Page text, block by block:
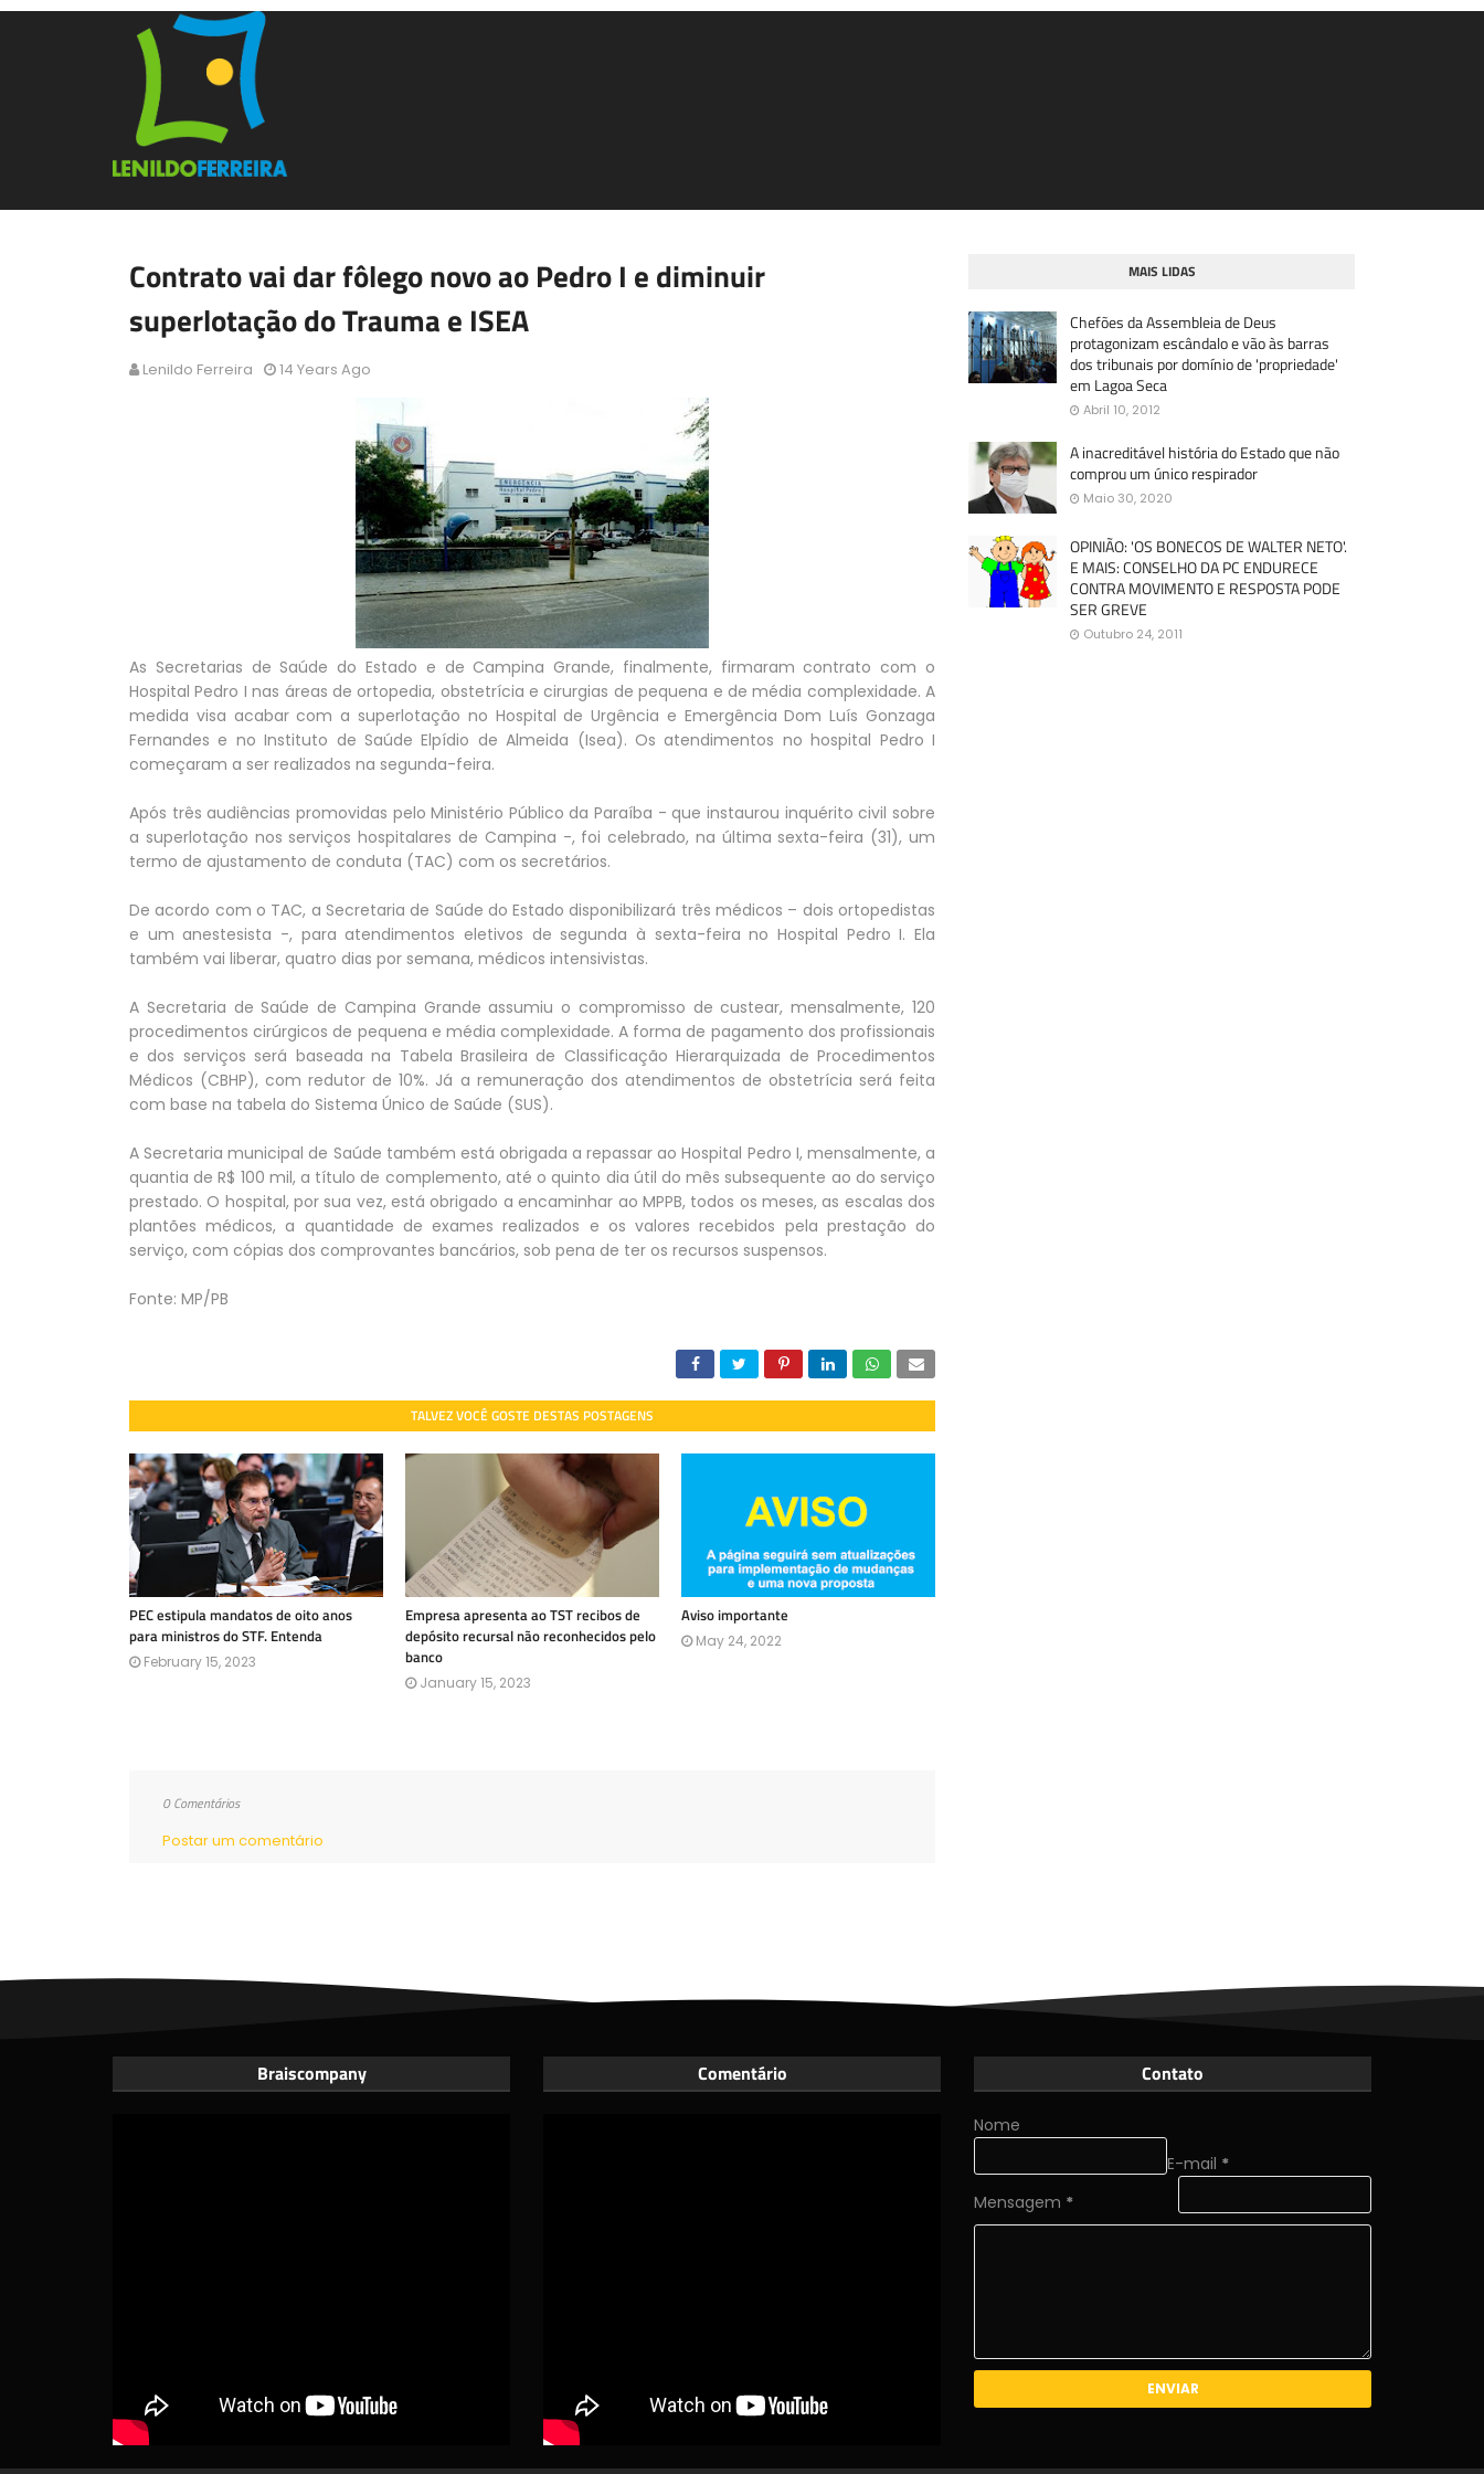
Contrato vai dar fôlego novo ao Pedro I e diminuir
superlotação do Trauma e ISEA
Lenildo Ferreira 14 Years Ago
As Secretarias de Saúde do Estado e de Campina Grande, finalmente, firmaram contrato com o
Hospital Pedro I nas áreas de ortopedia, obstetrícia e cirurgias de pequena e de média complexidade. A
medida visa acabar com a superlotação no Hospital de Urgência e Emergência Dom Luís Gonzaga
Fernandes e no Instituto de Saúde Elpídio de Almeida (Isea). Os atendimentos no hospital Pedro I
começaram a ser realizados na segunda-feira.
Após três audiências promovidas pelo Ministério Público da Paraíba - que instaurou inquérito civil sobre
a superlotação nos serviços hospitalares de Campina -, foi celebrado, na última sexta-feira (31), um
termo de ajustamento de conduta (TAC) com os secretários.
De acordo com o TAC, a Secretaria de Saúde do Estado disponibilizará três médicos – dois ortopedistas
e um anestesista -, para atendimentos eletivos de segunda à sexta-feira no Hospital Pedro I. Ela
também vai liberar, quatro dias por semana, médicos intensivistas.
A Secretaria de Saúde de Campina Grande assumiu o compromisso de custear, mensalmente, 120
procedimentos cirúrgicos de pequena e média complexidade. A forma de pagamento dos profissionais
e dos serviços será baseada na Tabela Brasileira de Classificação Hierarquizada de Procedimentos
Médicos (CBHP), com redutor de 10%. Já a remuneração dos atendimentos de obstetrícia será feita
com base na tabela do Sistema Único de Saúde (SUS).
A Secretaria municipal de Saúde também está obrigada a repassar ao Hospital Pedro I, mensalmente, a
quantia de R$ 100 mil, a título de complemento, até o quinto dia útil do mês subsequente ao do serviço
prestado. O hospital, por sua vez, está obrigado a encaminhar ao MPPB, todos os meses, as escalas dos
plantões médicos, a quantidade de exames realizados e os valores recebidos pela prestação do
serviço, com cópias dos comprovantes bancários, sob pena de ter os recursos suspensos.
Fonte: MP/PB
TALVEZ VOCÊ GOSTE DESTAS POSTAGENS
PEC estipula mandatos de oito anos
para ministros do STF. Entenda
February 15, 2023
Empresa apresenta ao TST recibos de
depósito recursal não reconhecidos pelo
banco
January 15, 2023
Aviso importante
May 24, 2022
0 Comentários
Postar um comentário
MAIS LIDAS
Chefões da Assembleia de Deus
protagonizam escândalo e vão às barras
dos tribunais por domínio de 'propriedade'
em Lagoa Seca
Abril 10, 2012
A inacreditável história do Estado que não
comprou um único respirador
Maio 30, 2020
OPINIÃO: 'OS BONECOS DE WALTER NETO'.
E MAIS: CONSELHO DA PC ENDURECE
CONTRA MOVIMENTO E RESPOSTA PODE
SER GREVE
Outubro 24, 2011
Braiscompany Comentário Contato
Nome
E-mail *
Mensagem *